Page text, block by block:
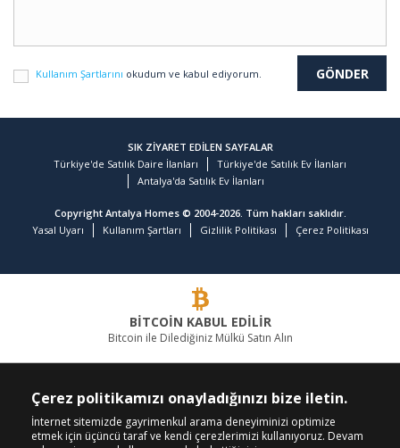
Kullanım Şartlarını okudum ve kabul ediyorum.
SIK ZİYARET EDİLEN SAYFALAR
Türkiye'de Satılık Daire İlanları
Türkiye'de Satılık Ev İlanları
Antalya'da Satılık Ev İlanları
Copyright Antalya Homes © 2004-2026. Tüm hakları saklıdır.
Yasal Uyarı
Kullanım Şartları Gizlilik Politikası Çerez Politikası
BİTCOİN KABUL EDİLİR
Bitcoin ile Dilediğiniz Mülkü Satın Alın
BİZİ ARAYIN BİZİ TAKİP EDİN
Çerez politikamızı onayladığınızı bize iletin.
İnternet sitemizde gayrimenkul arama deneyiminizi optimize
etmek için üçüncü taraf ve kendi çerezlerimizi kullanıyoruz. Devam